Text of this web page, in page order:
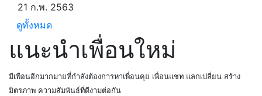
21 ก.พ. 2563
ดูทั้งหมด
แนะนำเพื่อนใหม่
มีเพื่อนอีกมากมายที่กำลังต้องการหาเพื่อนคุย เพื่อนแชท แลกเปลี่ยน สร้าง
มิตรภาพ ความสัมพันธ์ที่ดีงามต่อกัน